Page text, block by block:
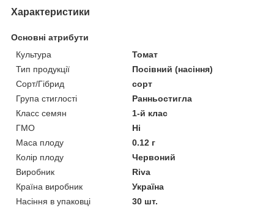
Характеристики
Основні атрибути
Культура
Томат
Тип продукції
Посівний (насіння)
Сорт/Гібрид
сорт
Група стиглості
Ранньостигла
Класс семян
1-й клас
ГМО
Ні
Маса плоду
0.12 г
Колір плоду
Червоний
Виробник
Riva
Країна виробник
Україна
Насіння в упаковці
30 шт.